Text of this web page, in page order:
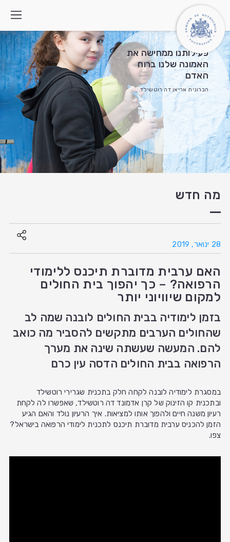
מי אנחנו
איך אנחנו פועלים
מה חדש
צרו קשר
פעילותנו ממחישה את
האמונה שלנו ברוח
האדם
הברונית אריאן דה רוטשילד
מה חדש
28 ינואר, 2019
האם ערבית מדוברת תיכנס ללימודי
הרפואה? – כך יהפוך בית החולים
למקום שיוויוני יותר
בזמן לימודיה בבית החולים לובנה שמה לב
שהחולים הערבים מתקשים להסביר מה כואב
להם. המעשה שעשתה שינה את מערך
הרפואה בבית החולים הדסה עין כרם
במסגרת לימודיה לובנה לקחה חלק בתכנית שגרירי רוטשילד
ובתכנית קו הזינוק של קרן אדמונד דה רוטשילד, שאפשרו לה לקחת
רעיון משנה חיים ולהפוך אותו למציאות. איך הרעיון נולד והאם הגיע
הזמן להכניס ערבית מדוברת תיכנס לתכנית לימודי הרפואה בישראל?
צפו.